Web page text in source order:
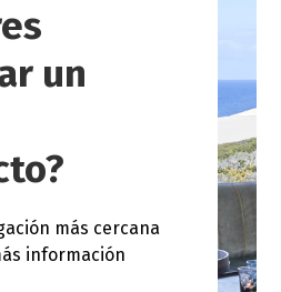
un
más cercana
información